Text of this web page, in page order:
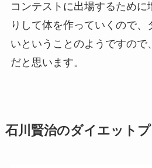
コンテストに出場するために
りして体を作っていくので、
いということのようですので
だと思います。
石川賢治のダイエット